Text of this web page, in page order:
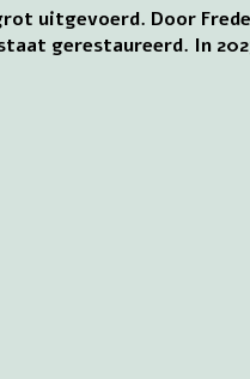
uitgevoerd. Door
gerestaureerd. In